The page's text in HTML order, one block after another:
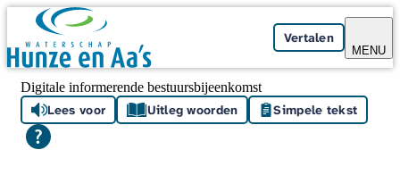
Skip navigation
Vertalen
MENU
Digitale informerende bestuursbijeenkomst
Lees voor Uitleg woorden Simpele tekst